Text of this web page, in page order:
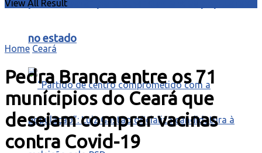
para o Ceará” para ouvir demandas populares
no estado
View All Result
Home Ceará
Pedra Branca entre os 71
munícipios do Ceará que
desejam comprar vacinas
contra Covid-19